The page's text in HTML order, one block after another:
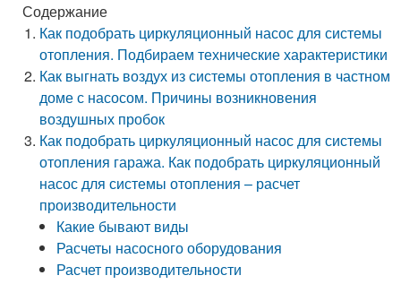
Содержание
Как подобрать циркуляционный насос для системы
отопления. Подбираем технические характеристики
Как выгнать воздух из системы отопления в частном
доме с насосом. Причины возникновения
воздушных пробок
Как подобрать циркуляционный насос для системы
отопления гаража. Как подобрать циркуляционный
насос для системы отопления – расчет
производительности
Какие бывают виды
Расчеты насосного оборудования
Расчет производительности